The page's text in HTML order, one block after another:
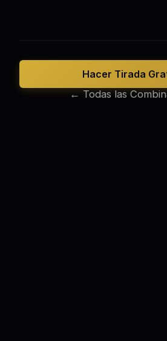
← Todas las
Hacer Tirada